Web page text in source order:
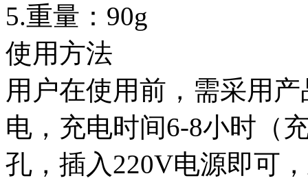
5.重量：90g
使用方法
用户在使用前，需采用
电，充电时间6-8小时（
孔，插入220V电源即可